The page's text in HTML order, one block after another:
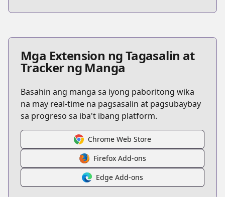
Mga Extension ng Tagasalin at
Tracker ng Manga
Basahin ang manga sa iyong paboritong wika
na may real-time na pagsasalin at pagsubaybay
sa progreso sa iba't ibang platform.
Chrome Web Store
Firefox Add-ons
Edge Add-ons